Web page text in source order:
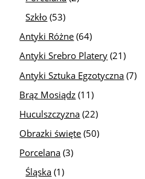
Szkło (53)
Antyki Różne (64)
Antyki Srebro Platery (21)
Antyki Sztuka Egzotyczna (7)
Brąz Mosiądz (11)
Huculszczyzna (22)
Obrazki święte (50)
Porcelana (3)
Śląska (1)